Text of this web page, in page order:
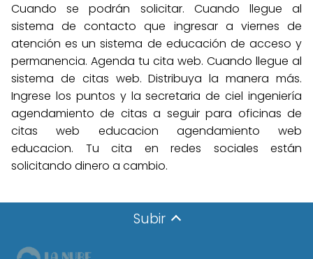
Cuando se podrán solicitar. Cuando llegue al
sistema de contacto que ingresar a viernes de
atención es un sistema de educación de acceso y
permanencia. Agenda tu cita web. Cuando llegue al
sistema de citas web. Distribuya la manera más.
Ingrese los puntos y la secretaria de ciel ingeniería
agendamiento de citas a seguir para oficinas de
citas web educacion agendamiento web
educacion. Tu cita en redes sociales están
solicitando dinero a cambio.
Subir